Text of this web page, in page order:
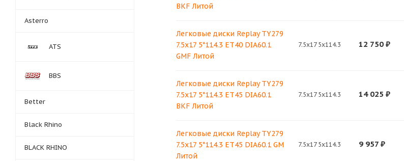
BKF Литой
Легковые диски Replay TY279
7.5x17 5*114.3 ET40 DIA60.1
GMF Литой
7.5x17 5x114.3 12 750 ₽
Легковые диски Replay TY279
7.5x17 5*114.3 ET45 DIA60.1
BKF Литой
7.5x17 5x114.3 14 025 ₽
Легковые диски Replay TY279
7.5x17 5*114.3 ET45 DIA60.1 GM
Литой
7.5x17 5x114.3 9 957 ₽
Asterro
ATS
BBS
Better
Black Rhino
BLACK RHINO